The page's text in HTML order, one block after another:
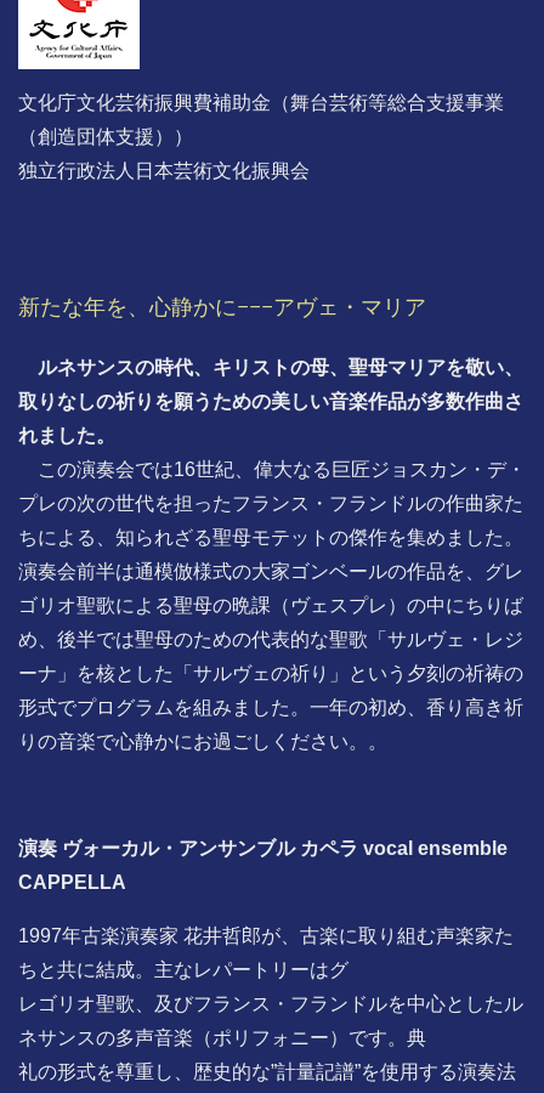
文化庁文化芸術振興費補助金（舞台芸術等総合支援事業
（創造団体支援））
独立行政法人日本芸術文化振興会
新たな年を、心静かに−−−アヴェ・マリア
ルネサンスの時代、キリストの母、聖母マリアを敬い、
取りなしの祈りを願うための美しい音楽作品が多数作曲さ
れました。
この演奏会では16世紀、偉大なる巨匠ジョスカン・デ・
プレの次の世代を担ったフランス・フランドルの作曲家た
ちによる、知られざる聖母モテットの傑作を集めました。
演奏会前半は通模倣様式の大家ゴンベールの作品を、グレ
ゴリオ聖歌による聖母の晩課（ヴェスプレ）の中にちりば
め、後半では聖母のための代表的な聖歌「サルヴェ・レジ
ーナ」を核とした「サルヴェの祈り」という夕刻の祈祷の
形式でプログラムを組みました。一年の初め、香り高き祈
りの音楽で心静かにお過ごしください。。
演奏 ヴォーカル・アンサンブル カペラ vocal ensemble
CAPPELLA
1997年古楽演奏家 花井哲郎が、古楽に取り組む声楽家た
ちと共に結成。主なレパートリーはグ
レゴリオ聖歌、及びフランス・フランドルを中心としたル
ネサンスの多声音楽（ポリフォニー）です。典
礼の形式を尊重し、歴史的な”計量記譜”を使用する演奏法